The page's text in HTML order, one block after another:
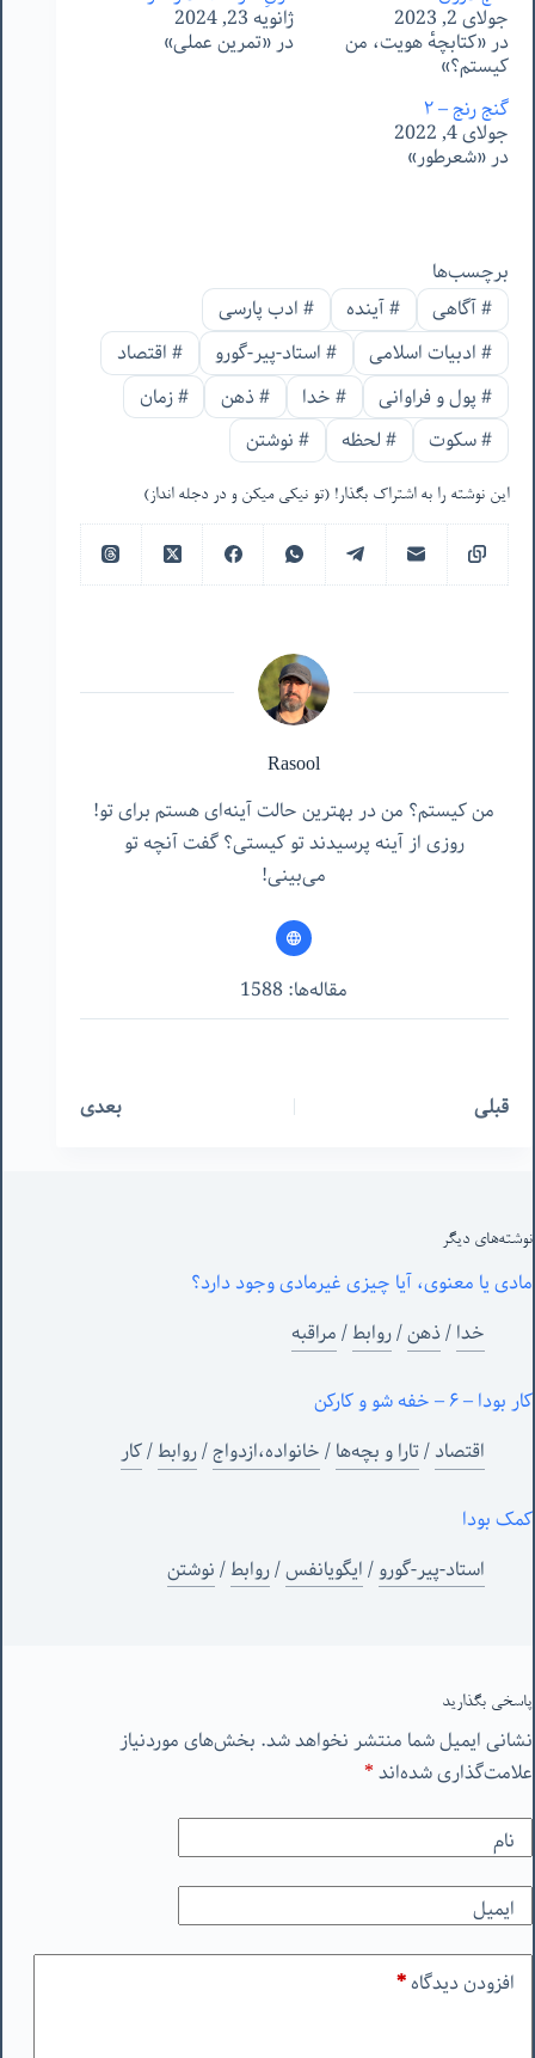
جولای 2, 2023
در «کتابچهٔ هویت، من
کیستم؟»
ژانویه 23, 2024
در «تمرین عملی»
گنج رنج – ٢
جولای 4, 2022
در «شعرطور»
برچسب‌ها
#آگاهی #آینده #ادب پارسی
#ادبیات اسلامی #استاد-پیر-گورو #اقتصاد
#پول و فراوانی #خدا #ذهن #زمان
#سکوت #لحظه #نوشتن
این نوشته را به اشتراک بگذار! (تو نیکی میکن و در دجله انداز)
Rasool
من کیستم؟ من در بهترین حالت آینه‌ای هستم برای تو!
روزی از آینه پرسیدند تو کیستی؟ گفت آنچه تو
می‌بینی!
مقاله‌ها: 1588
قبلی بعدی
نوشته‌های‌ دیگر
مادی یا معنوی، آیا چیزی غیرمادی وجود دارد؟
خدا/ذهن/روابط/مراقبه
کار بودا – ۶ – خفه شو و کارکن
اقتصاد/تارا و بچه‌ها/خانواده،ازدواج/روابط/کار
کمک بودا
استاد-پیر-گورو/ایگویانفس/روابط/نوشتن
پاسخی بگذارید
نشانی ایمیل شما منتشر نخواهد شد. بخش‌های موردنیاز
علامت‌گذاری شده‌اند*
نام
ایمیل
افزودن دیدگاه*